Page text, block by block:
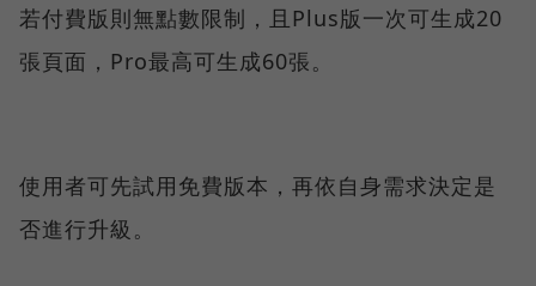
若付費版則無點數限制，且Plus版一次可生成20
張頁面，Pro最高可生成60張。
使用者可先試用免費版本，再依自身需求決定是
否進行升級。